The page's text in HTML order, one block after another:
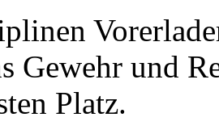
Gewehr und
Platz.